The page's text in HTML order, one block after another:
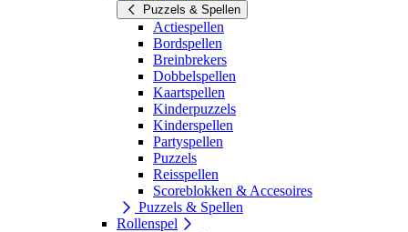
Puzzels & Spellen
Actiespellen
Bordspellen
Breinbrekers
Dobbelspellen
Kaartspellen
Kinderpuzzels
Kinderspellen
Partyspellen
Puzzels
Reisspellen
Scoreblokken & Accesoires
Puzzels & Spellen
Rollenspel